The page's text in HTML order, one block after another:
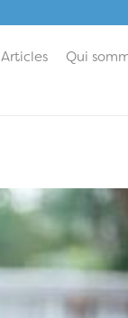
Articles Qui